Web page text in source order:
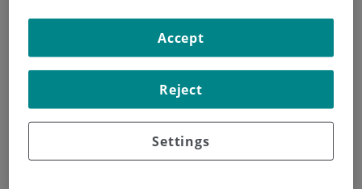
Docencia
Settings
Reject
Accept